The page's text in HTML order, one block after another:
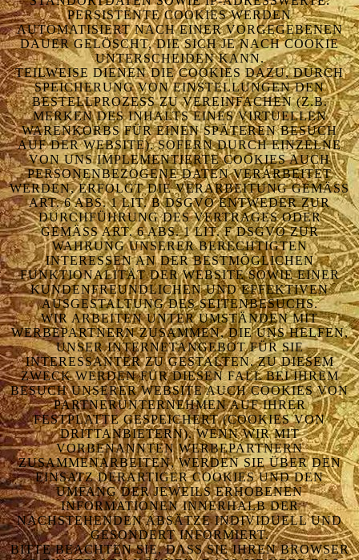
ERSISTENTE COOKIES WERDEN A
UTOMATISIERT NACH EINER VORGEGEBENEN D
AUER GELÖSCHT, DIE SICH JE NACH COOKIE U
NTERSCHEIDEN KANN.
TEILWEISE DIENEN DIE COOKIES DAZU, DURCH
SPEICHERUNG VON EINSTELLUNGEN DEN
BESTELLPROZESS ZU VEREINFACHEN (Z.B.
MERKEN DES INHALTS EINES VIRTUELLEN
WARENKORBS FÜR EINEN SPÄTEREN BESUCH
AUF DER WEBSITE). SOFERN DURCH EINZELNE
VON UNS IMPLEMENTIERTE COOKIES AUCH
PERSONENBEZOGENE DATEN VERARBEITET
WERDEN, ERFOLGT DIE VERARBEITUNG GEMÄSS A
RT. 6 ABS. 1 LIT. B DSGVO ENTWEDER ZUR D
URCHFÜHRUNG DES VERTRAGES ODER G
EMÄSS ART. 6 ABS. 1 LIT. F DSGVO ZUR WA
HRUNG UNSERER BERECHTIGTEN IN
TERESSEN AN DER BESTMÖGLICHEN FU
NKTIONALITÄT DER WEBSITE SOWIE EINER KU
NDENFREUNDLICHEN UND EFFEKTIVEN AU
SGESTALTUNG DES SEITENBESUCHS.
WIR ARBEITEN UNTER UMSTÄNDEN MIT
WERBEPARTNERN ZUSAMMEN, DIE UNS HELFEN,
UNSER INTERNETANGEBOT FÜR SIE
INTERESSANTER ZU GESTALTEN. ZU DIESEM
ZWECK WERDEN FÜR DIESEN FALL BEI IHREM
BESUCH UNSERER WEBSITE AUCH COOKIES VON
PARTNERUNTERNEHMEN AUF IHRER
FESTPLATTE GESPEICHERT (COOKIES VON
DRITTANBIETERN). WENN WIR MIT
VORBENANNTEN WERBEPARTNERN
ZUSAMMENARBEITEN, WERDEN SIE ÜBER DEN
EINSATZ DERARTIGER COOKIES UND DEN
UMFANG DER JEWEILS ERHOBENEN
INFORMATIONEN INNERHALB DER
NACHSTEHENDEN ABSÄTZE INDIVIDUELL UND
GESONDERT INFORMIERT.
BITTE BEACHTEN SIE, DASS SIE IHREN BROWSER